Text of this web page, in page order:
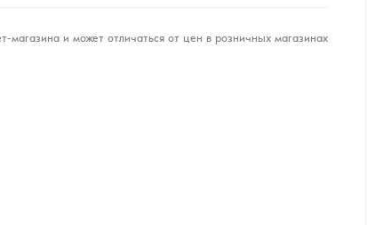
магазина и может отличаться от цен в розничных магазинах